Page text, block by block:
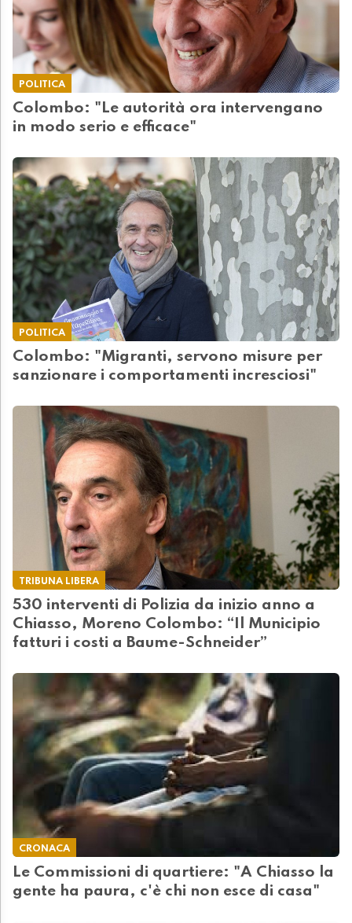
POLITICA
Colombo: "Le autorità ora intervengano
in modo serio e efficace"
POLITICA
Colombo: "Migranti, servono misure per
sanzionare i comportamenti incresciosi"
TRIBUNA LIBERA
530 interventi di Polizia da inizio anno a
Chiasso, Moreno Colombo: “Il Municipio
fatturi i costi a Baume-Schneider”
CRONACA
Le Commissioni di quartiere: "A Chiasso la
gente ha paura, c'è chi non esce di casa"